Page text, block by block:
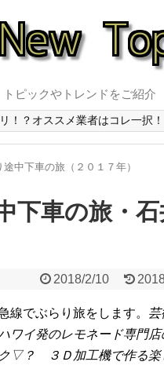
ピックやトレンドをご紹介
！？オススメ業者はコレ一択！
途中下車の旅（２０１７年）
下車の旅・
2018/2/10
線でぶらり旅をします。 芸
ワイ発のレモネード専門
▽？ ３Ｄ加工機で作る楽